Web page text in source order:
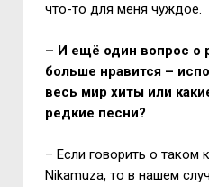
что-то для меня чуждое.
– И ещё один вопрос о
больше нравится –
весь мир хиты или
редкие песни?
– Если говорить о таком
Nikamuza, то в нашем